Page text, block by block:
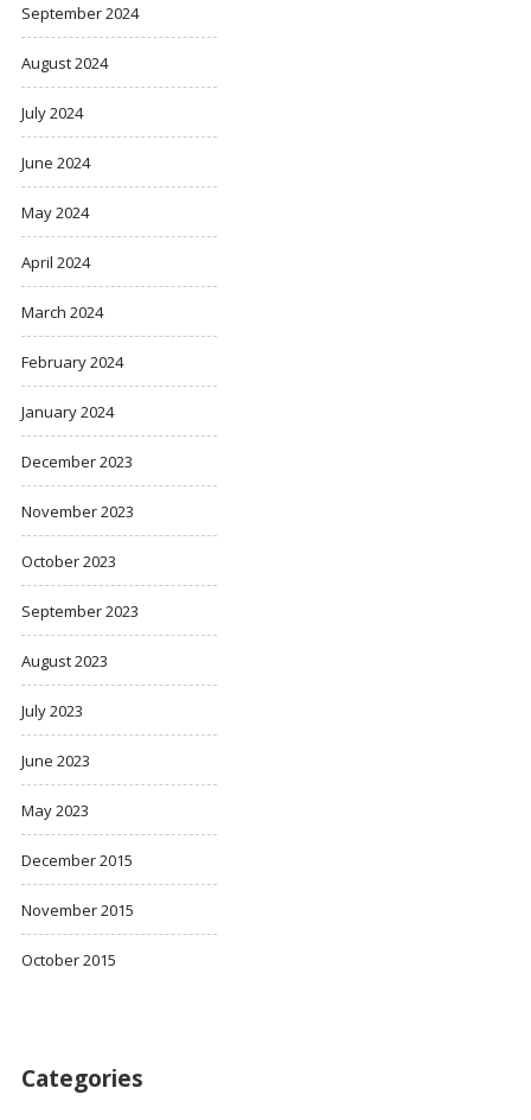
September 2024
August 2024
July 2024
June 2024
May 2024
April 2024
March 2024
February 2024
January 2024
December 2023
November 2023
October 2023
September 2023
August 2023
July 2023
June 2023
May 2023
December 2015
November 2015
October 2015
Categories